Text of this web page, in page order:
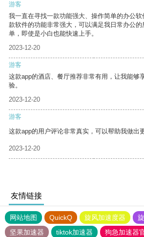
游客
我一直在寻找一款功能强大、操作简单的办公
款软件的功能非常强大，可以满足我日常办公
单，即使是小白也能快速上手。
2023-12-20
游客
这款app的酒店、餐厅推荐非常有用，让我能够
验。
2023-12-20
游客
这款app的用户评论非常真实，可以帮助我做出
2023-12-20
友情链接
网站地图 QuickQ 旋风加速度器
坚果加速器
tiktok加速器
狗急加速器